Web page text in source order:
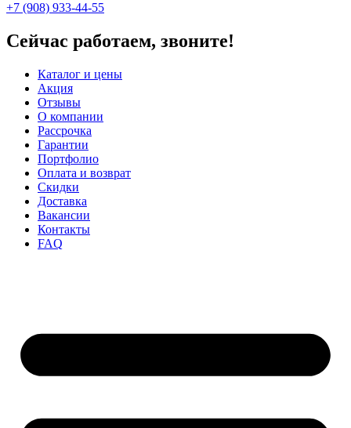
+7 (908) 933-44-55
Сейчас работаем, звоните!
Каталог и цены
Акция
Отзывы
О компании
Рассрочка
Гарантии
Портфолио
Оплата и возврат
Скидки
Доставка
Вакансии
Контакты
FAQ